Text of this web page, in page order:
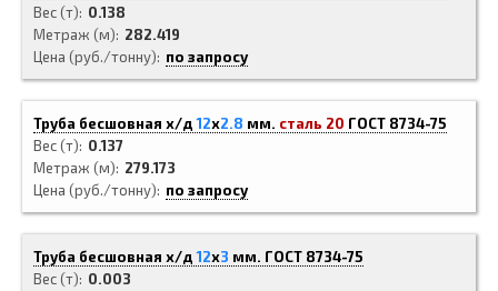
Вес (т)
0.138
Метраж (м)
282.419
Цена (руб./тонну)
по запросу
Труба бесшовная х/д12x2.8 мм. сталь 20 ГОСТ 8734-75
Вес (т)
0.137
Метраж (м)
279.173
Цена (руб./тонну)
по запросу
Труба бесшовная х/д12x3 мм. ГОСТ 8734-75
Вес (т)
0.003